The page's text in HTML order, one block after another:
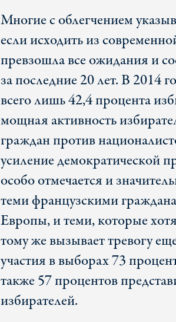
Многие с облегчением
если исходить из
превзошла все ожидания и
за последние 20 лет. В 2014
всего лишь 42,4 процента
мощная активность
граждан против
усиление демократической
особо отмечается и
теми французскими
Европы, и теми, которые
тому же вызывает тревогу
участия в выборах 73
также 57 процентов
избирателей.